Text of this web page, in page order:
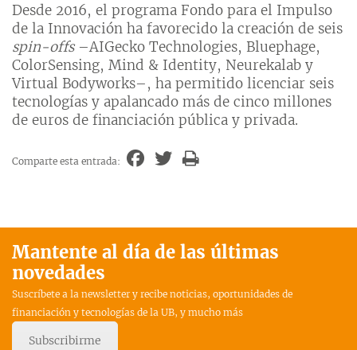
Desde 2016, el programa Fondo para el Impulso
de la Innovación ha favorecido la creación de seis
spin-offs–AIGecko Technologies, Bluephage,
ColorSensing, Mind & Identity, Neurekalab y
Virtual Bodyworks–, ha permitido licenciar seis
tecnologías y apalancado más de cinco millones
de euros de financiación pública y privada.
Comparte esta entrada:
Mantente al día de las últimas
novedades
Suscríbete a la newsletter y recibe noticias, oportunidades de
financiación y tecnologías de la UB, y mucho más
Subscribirme